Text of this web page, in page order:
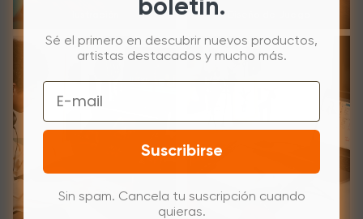
boletín.
Sé el primero en descubrir nuevos productos,
artistas destacados y mucho más.
Email
Suscribirse
Sin spam. Cancela tu suscripción cuando
quieras.